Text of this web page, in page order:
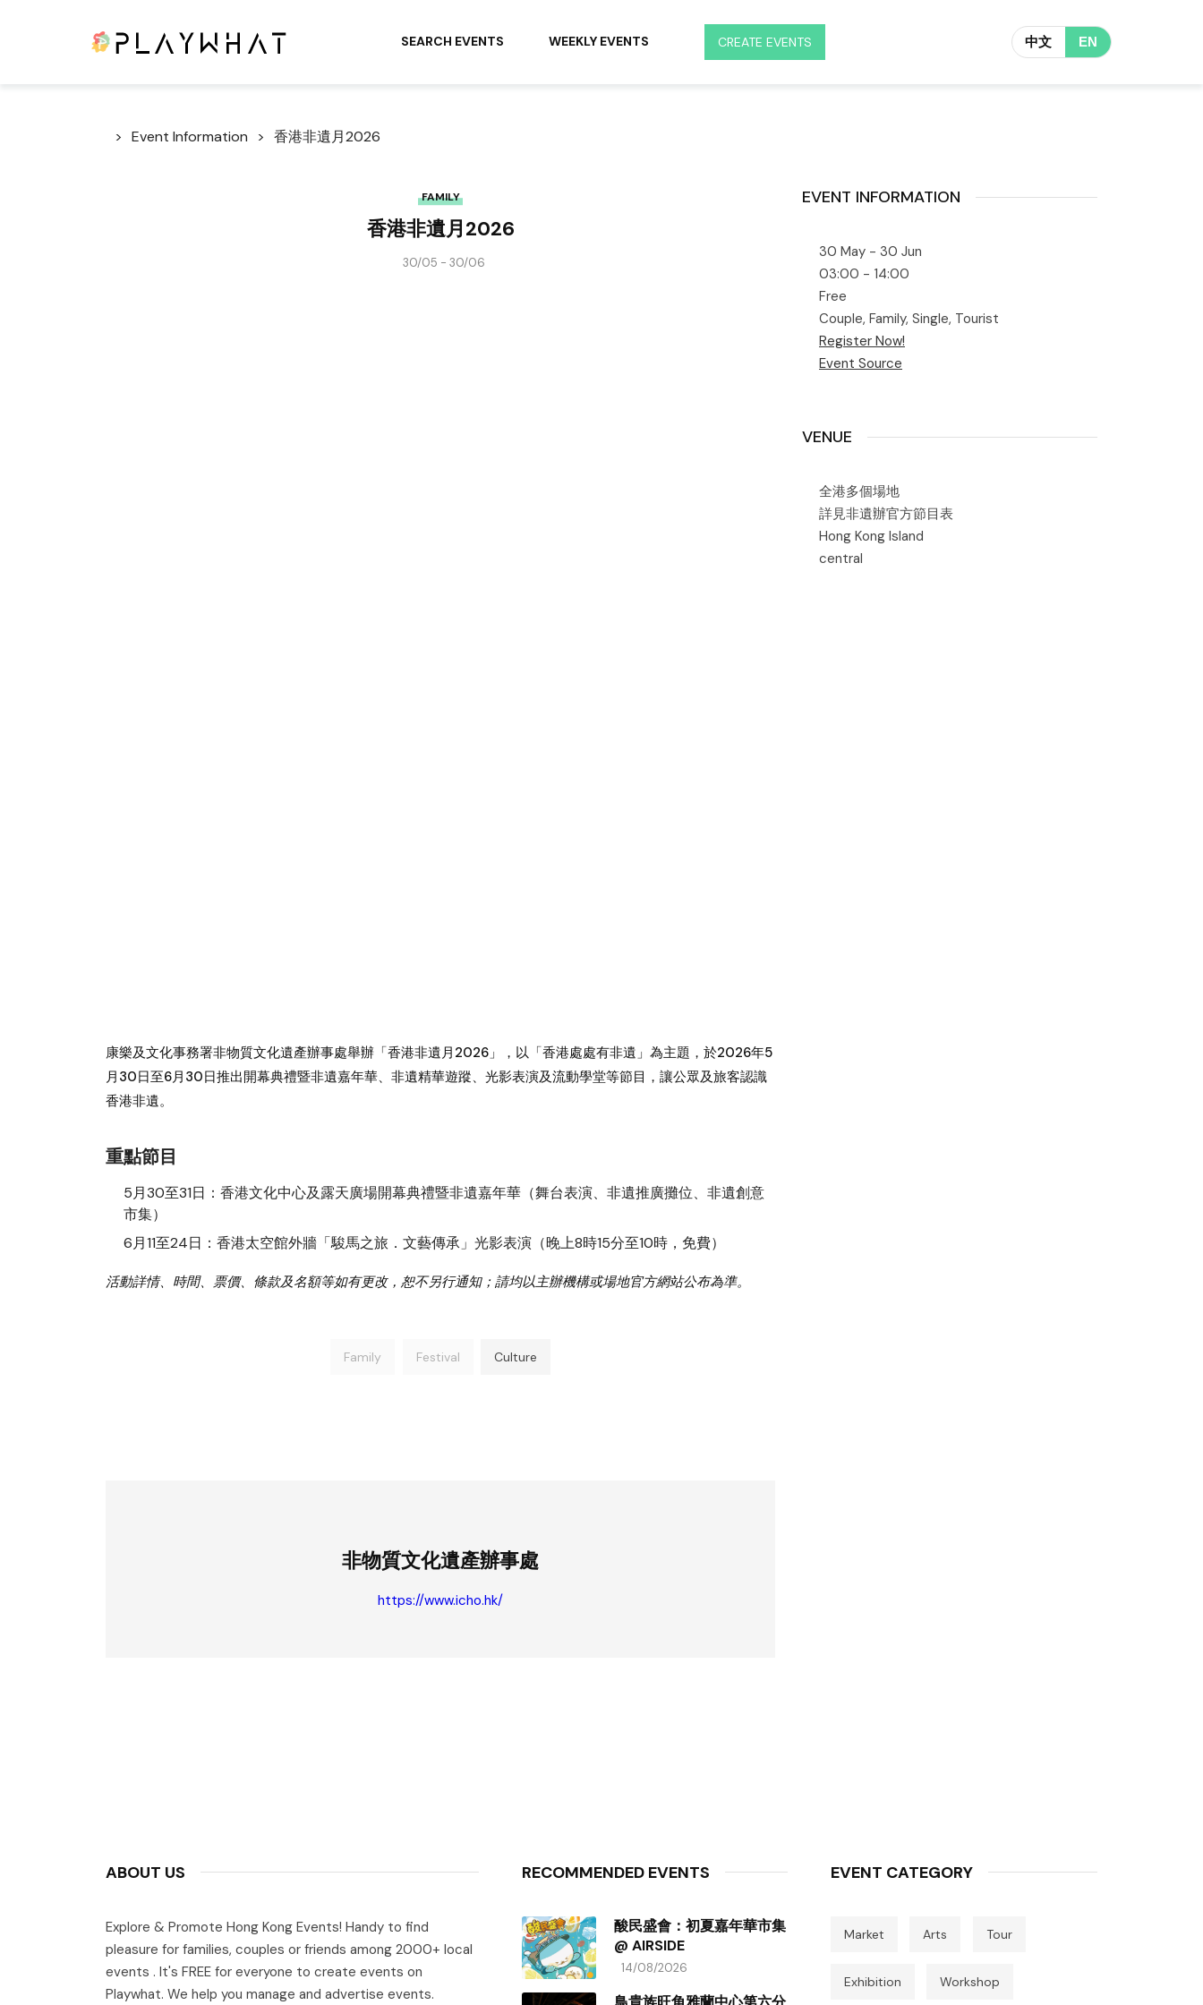
SEARCH EVENTS WEEKLY EVENTS CREATE EVENTS 中文 EN
Event Information 香港非遺月2026
FAMILY
香港非遺月2026
30/05 - 30/06
康樂及文化事務署非物質文化遺產辦事處舉辦「香港非遺月2026」，以「香港處處有非遺」為主題，於2026年5
月30日至6月30日推出開幕典禮暨非遺嘉年華、非遺精華遊蹤、光影表演及流動學堂等節目，讓公眾及旅客認識
香港非遺。
重點節目
5月30至31日：香港文化中心及露天廣場開幕典禮暨非遺嘉年華（舞台表演、非遺推廣攤位、非遺創意
市集）
6月11至24日：香港太空館外牆「駿馬之旅．文藝傳承」光影表演（晚上8時15分至10時，免費）
活動詳情、時間、票價、條款及名額等如有更改，恕不另行通知；請均以主辦機構或場地官方網站公布為準。
Family Festival Culture
非物質文化遺產辦事處
https://www.icho.hk/
EVENT INFORMATION
30 May - 30 Jun
03:00 - 14:00
Free
Couple, Family, Single, Tourist
Register Now!
Event Source
VENUE
全港多個場地
詳見非遺辦官方節目表
Hong Kong Island
central
ABOUT US
Explore & Promote Hong Kong Events! Handy to find
pleasure for families, couples or friends among 2000+ local
events . It's FREE for everyone to create events on
Playwhat. We help you manage and advertise events.
RECOMMENDED EVENTS
酸民盛會：初夏嘉年華市集
@ AIRSIDE
14/08/2026
EVENT CATEGORY
Market Arts Tour
Exhibition Workshop